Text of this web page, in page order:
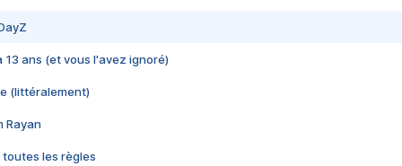
13 ans (et vous l'avez ignoré)
(littéralement)
Rayan
toutes les règles